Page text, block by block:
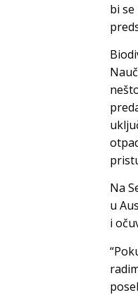
bi
Na
u
i